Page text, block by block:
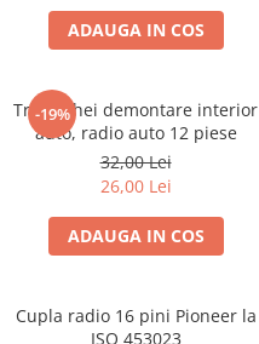
ADAUGA IN COS
-19%
Trusa chei demontare interior
auto, radio auto 12 piese
32,00 Lei
26,00 Lei
ADAUGA IN COS
Cupla radio 16 pini Pioneer la
ISO 453023